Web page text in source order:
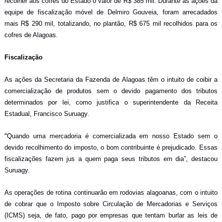
equipe de fiscalização móvel de Delmiro Gouveia, foram arrecadados
mais R$ 290 mil, totalizando, no plantão, R$ 675 mil recolhidos para os
cofres de Alagoas.
Fiscalização
As ações da Secretaria da Fazenda de Alagoas têm o intuito de coibir a
comercialização de produtos sem o devido pagamento dos tributos
determinados por lei, como justifica o superintendente da Receita
Estadual, Francisco Suruagy.
“Quando uma mercadoria é comercializada em nosso Estado sem o
devido recolhimento do imposto, o bom contribuinte é prejudicado. Essas
fiscalizações fazem jus a quem paga seus tributos em dia”, destacou
Suruagy.
As operações de rotina continuarão em rodovias alagoanas, com o intuito
de cobrar que o Imposto sobre Circulação de Mercadorias e Serviços
(ICMS) seja, de fato, pago por empresas que tentam burlar as leis de